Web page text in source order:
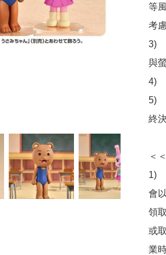
等
考
3)
與
4)
5)
終
＜
1)
會
領
或
業